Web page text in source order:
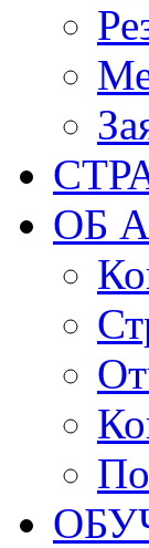
ОБ